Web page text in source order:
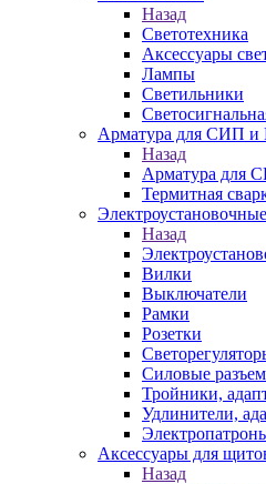
Назад
Светотехника
Аксессуары
Лампы
Светильники
Арматура для СИП и
Назад
Арматура для
Термитная
Назад
Вилки
Выключатели
Рамки
Розетки
Силовые
Тройники,
Удлинители,
Аксессуары для
Назад